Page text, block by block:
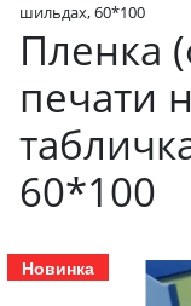
шильдах, 60*100
Пленка
печати
60*100
Новинка